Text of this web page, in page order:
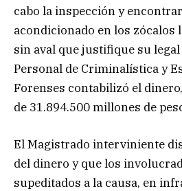
cabo la inspección y
acondicionado en los zócalos
sin aval que justifique su
Personal de Criminalística y
Forenses contabilizó el
de 31.894.500 millones de
El Magistrado interviniente
del dinero y que los
supeditados a la causa, en